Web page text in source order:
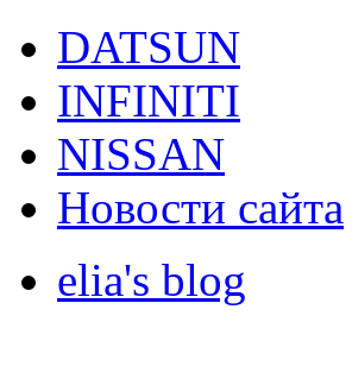
DATSUN
INFINITI
NISSAN
Новости сайта
elia's blog